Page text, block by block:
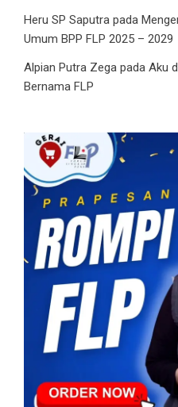
Heru SP Saputra pada
Umum BPP FLP 2025 – 2029
Alpian Putra Zega pada Aku
Bernama FLP